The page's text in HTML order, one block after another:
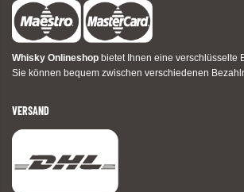
Whisky Onlineshop bietet Ihnen eine verschlüsselte
Sie können bequem zwischen verschiedenen
VERSAND